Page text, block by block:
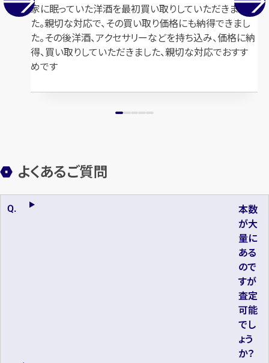
家に眠っていた洋酒を最初買い取りしていただきまし
た。親切な対応で、その買い取り価格にも納得できまし
た。その後洋酒、アクセサリーなどを持ち込み、価格に納
得、買い取りしていただきました、親切な対応でおすす
めです
よくあるご質問
本数
が大
量に
ある
ので
すが
査定
可能
でし
ょう
か？